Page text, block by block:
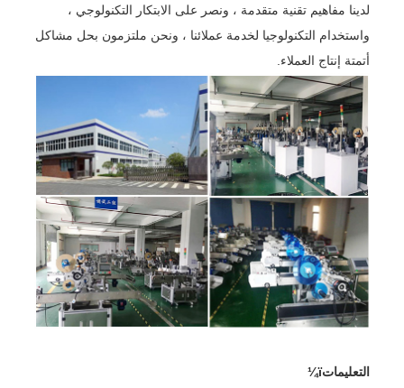
لدينا مفاهيم تقنية متقدمة ، ونصر على الابتكار التكنولوجي ،
واستخدام التكنولوجيا لخدمة عملائنا ، ونحن ملتزمون بحل مشاكل
أتمتة إنتاج العملاء.
التعليماتï¼